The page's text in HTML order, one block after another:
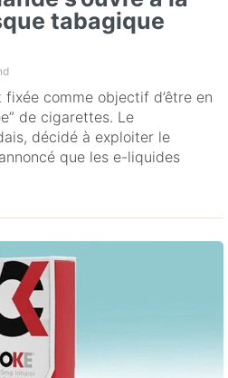
tabagique
fixée comme objectif d’être en
de cigarettes. Le
décidé à exploiter le
que les e-liquides